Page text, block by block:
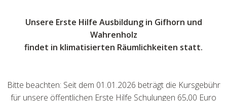
Unsere Erste Hilfe Ausbildung in Gifhorn und
Wahrenholz
findet in klimatisierten Räumlichkeiten statt.
Bitte beachten: Seit dem 01.01.2026 beträgt die Kursgebühr
für unsere öffentlichen Erste Hilfe Schulungen 65,00 Euro